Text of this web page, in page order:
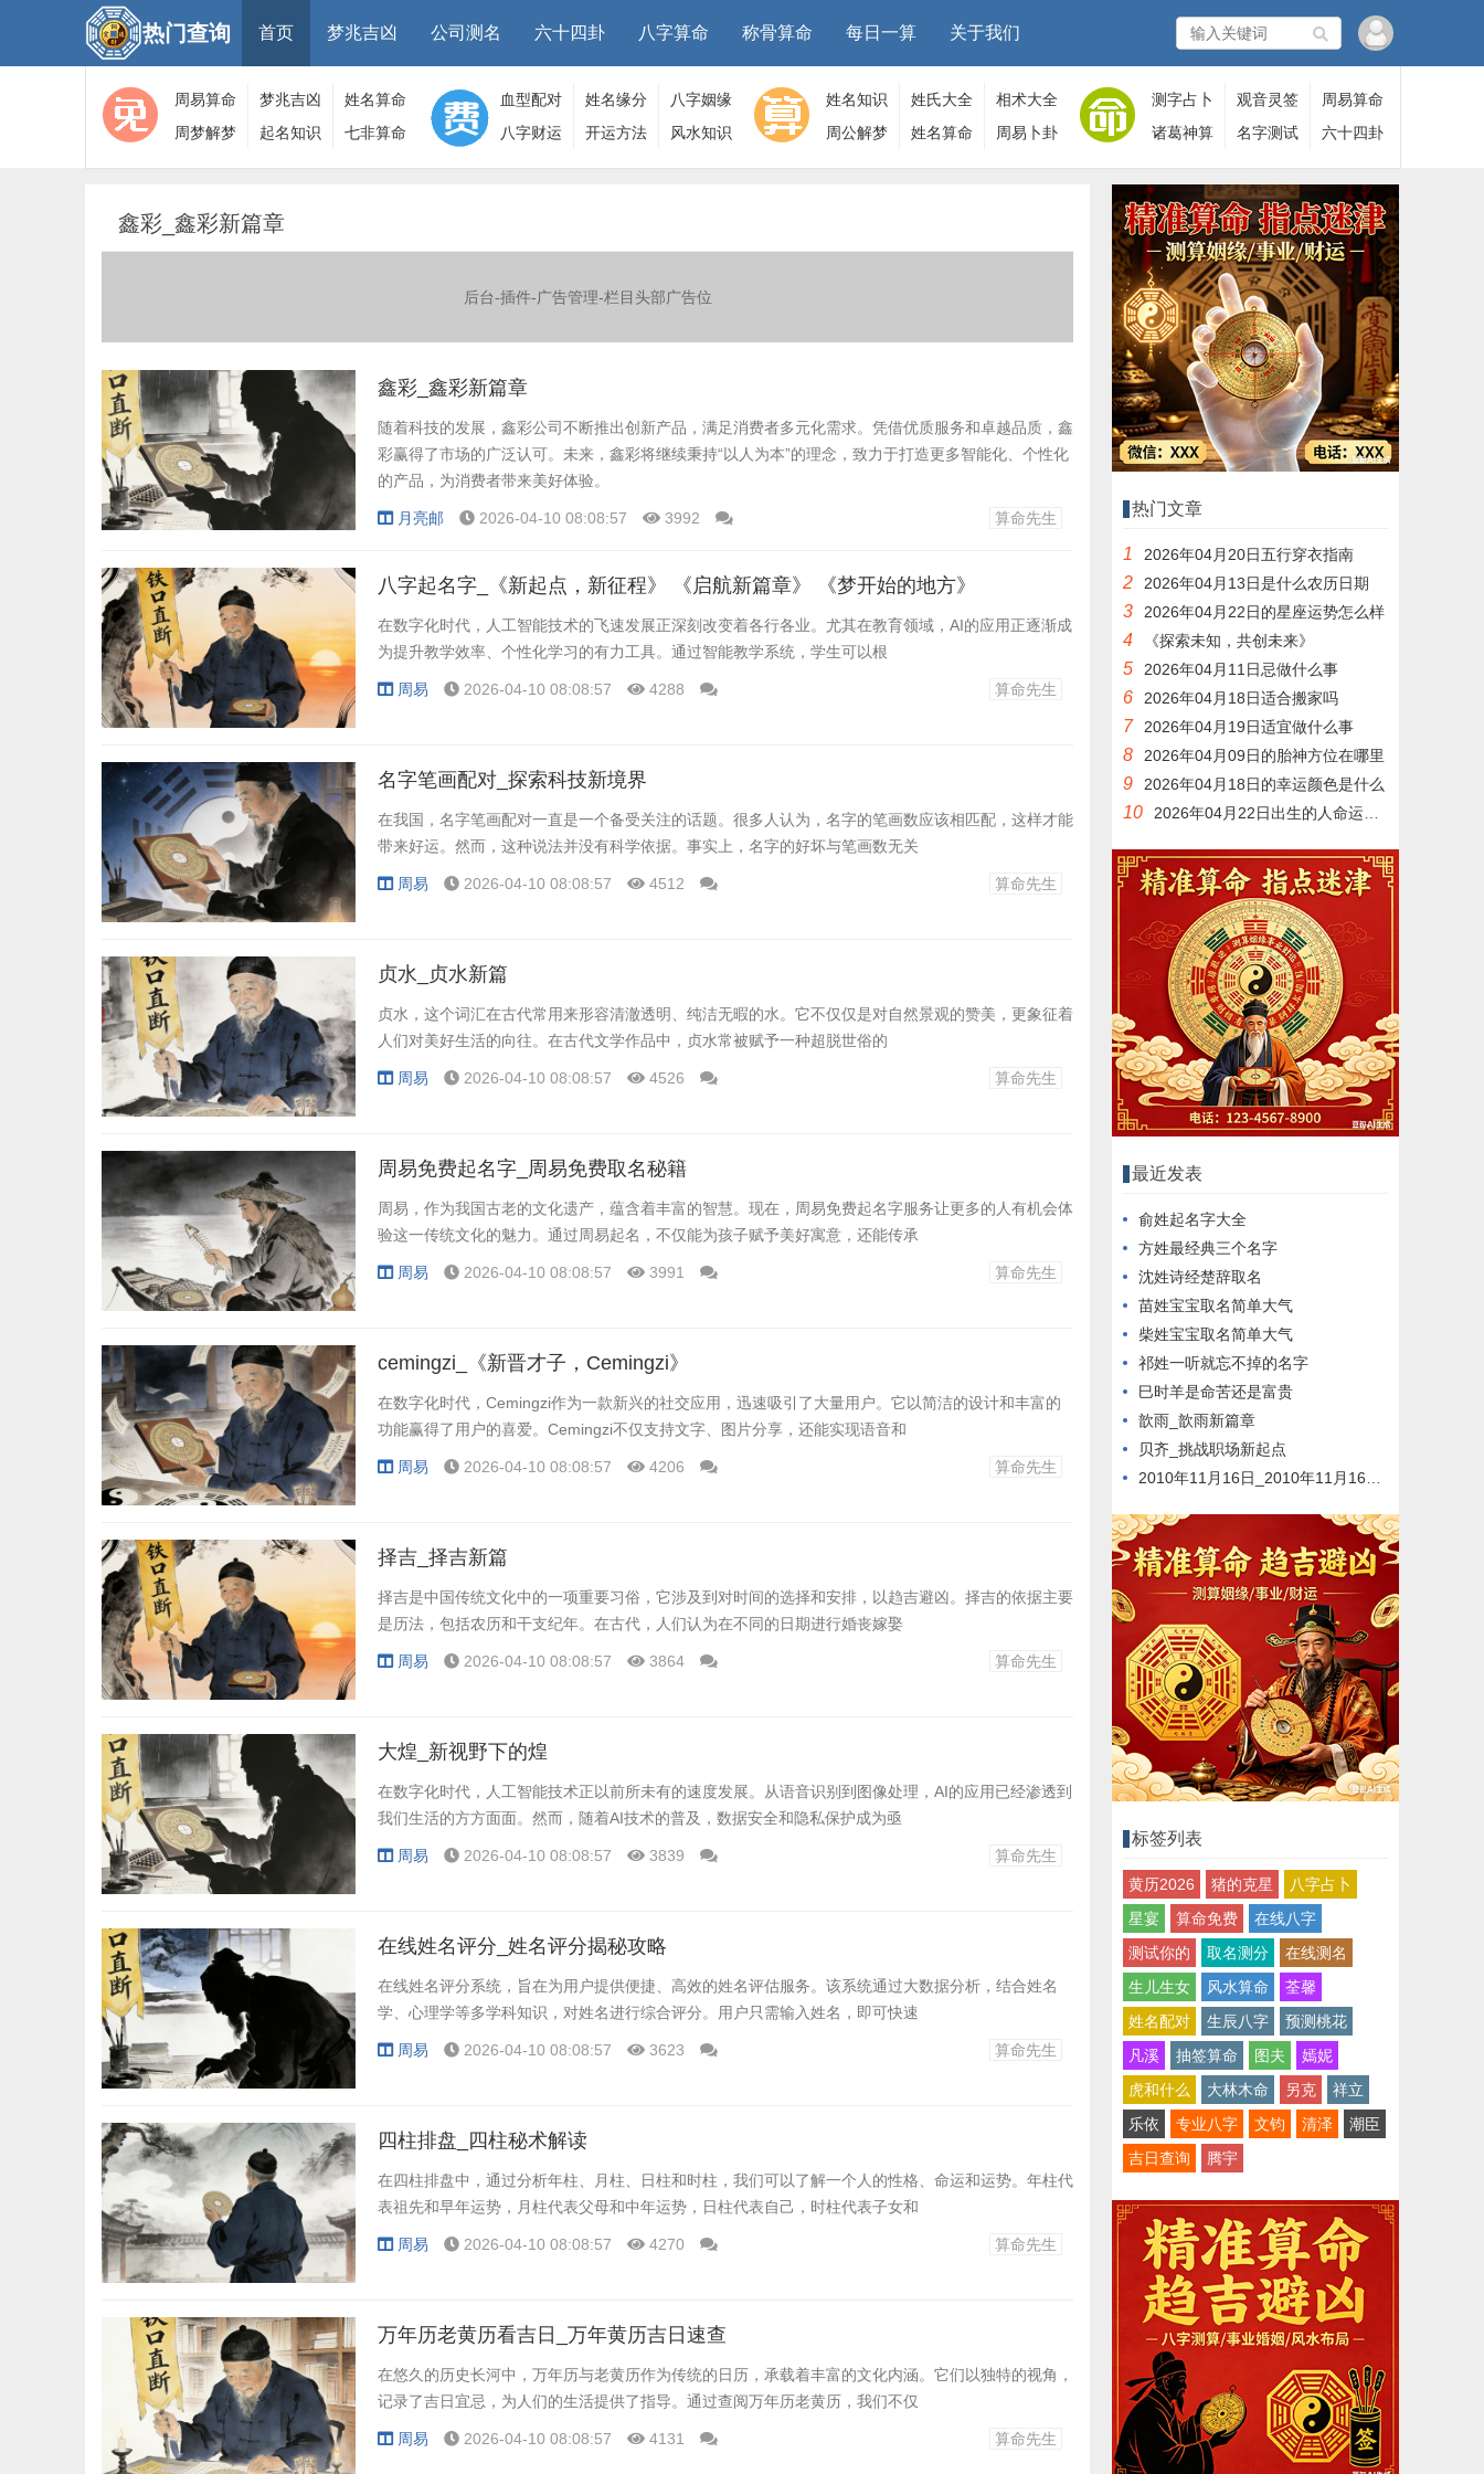
热门查询 首页 梦兆吉凶 公司测名 六十四卦 八字算命 称骨算命 每日一算 关于我们
周易算命 梦兆吉凶
姓名算命
周梦解梦
大全
起名知识
算命
七非算命
网
血型配对 姓名缘分
八字姻缘
八字财运
开运方法 风水知识
姓名知识 姓氏大全
相术大全
周公解梦
姓名算命 周易卜卦
测字占卜 观音灵签
周易算命
诸葛神算
名字测试 六十四卦
鑫彩_鑫彩新篇章
后台-插件-广告管理-栏目头部广告位
鑫彩_鑫彩新篇章
随着科技的发展，鑫彩公司不断推出创新产品，满足消费者多元化需求。凭借优质服务和卓越品质，鑫
彩赢得了市场的广泛认可。未来，鑫彩将继续秉持“以人为本”的理念，致力于打造更多智能化、个性化
的产品，为消费者带来美好体验。
月亮邮 2026-04-10 08:08:57 3992 算命先生
八字起名字_《新起点，新征程》 《启航新篇章》 《梦开始的地方》
在数字化时代，人工智能技术的飞速发展正深刻改变着各行各业。尤其在教育领域，AI的应用正逐渐成
为提升教学效率、个性化学习的有力工具。通过智能教学系统，学生可以根
周易 2026-04-10 08:08:57 4288 算命先生
名字笔画配对_探索科技新境界
在我国，名字笔画配对一直是一个备受关注的话题。很多人认为，名字的笔画数应该相匹配，这样才能
带来好运。然而，这种说法并没有科学依据。事实上，名字的好坏与笔画数无关
周易 2026-04-10 08:08:57 4512 算命先生
贞水_贞水新篇
贞水，这个词汇在古代常用来形容清澈透明、纯洁无暇的水。它不仅仅是对自然景观的赞美，更象征着
人们对美好生活的向往。在古代文学作品中，贞水常被赋予一种超脱世俗的
周易 2026-04-10 08:08:57 4526 算命先生
周易免费起名字_周易免费取名秘籍
周易，作为我国古老的文化遗产，蕴含着丰富的智慧。现在，周易免费起名字服务让更多的人有机会体
验这一传统文化的魅力。通过周易起名，不仅能为孩子赋予美好寓意，还能传承
周易 2026-04-10 08:08:57 3991 算命先生
cemingzi_《新晋才子，Cemingzi》
在数字化时代，Cemingzi作为一款新兴的社交应用，迅速吸引了大量用户。它以简洁的设计和丰富的
功能赢得了用户的喜爱。Cemingzi不仅支持文字、图片分享，还能实现语音和
周易 2026-04-10 08:08:57 4206 算命先生
择吉_择吉新篇
择吉是中国传统文化中的一项重要习俗，它涉及到对时间的选择和安排，以趋吉避凶。择吉的依据主要
是历法，包括农历和干支纪年。在古代，人们认为在不同的日期进行婚丧嫁娶
周易 2026-04-10 08:08:57 3864 算命先生
大煌_新视野下的煌
在数字化时代，人工智能技术正以前所未有的速度发展。从语音识别到图像处理，AI的应用已经渗透到
我们生活的方方面面。然而，随着AI技术的普及，数据安全和隐私保护成为亟
周易 2026-04-10 08:08:57 3839 算命先生
在线姓名评分_姓名评分揭秘攻略
在线姓名评分系统，旨在为用户提供便捷、高效的姓名评估服务。该系统通过大数据分析，结合姓名
学、心理学等多学科知识，对姓名进行综合评分。用户只需输入姓名，即可快速
周易 2026-04-10 08:08:57 3623 算命先生
四柱排盘_四柱秘术解读
在四柱排盘中，通过分析年柱、月柱、日柱和时柱，我们可以了解一个人的性格、命运和运势。年柱代
表祖先和早年运势，月柱代表父母和中年运势，日柱代表自己，时柱代表子女和
周易 2026-04-10 08:08:57 4270 算命先生
万年历老黄历看吉日_万年黄历吉日速查
在悠久的历史长河中，万年历与老黄历作为传统的日历，承载着丰富的文化内涵。它们以独特的视角，
记录了吉日宜忌，为人们的生活提供了指导。通过查阅万年历老黄历，我们不仅
周易 2026-04-10 08:08:57 4131 算命先生
热门文章
1 2026年04月20日五行穿衣指南
2 2026年04月13日是什么农历日期
3 2026年04月22日的星座运势怎么样
4 《探索未知，共创未来》
5 2026年04月11日忌做什么事
6 2026年04月18日适合搬家吗
7 2026年04月19日适宜做什么事
8 2026年04月09日的胎神方位在哪里
9 2026年04月18日的幸运颜色是什么
10 2026年04月22日出生的人命运如何
最近发表
俞姓起名字大全
方姓最经典三个名字
沈姓诗经楚辞取名
苗姓宝宝取名简单大气
柴姓宝宝取名简单大气
祁姓一听就忘不掉的名字
巳时羊是命苦还是富贵
歆雨_歆雨新篇章
贝齐_挑战职场新起点
2010年11月16日_2010年11月16日新闻回顾
标签列表
黄历2026 猪的克星
八字占卜
星宴
算命免费
在线八字
测试你的
取名测分
在线测名
生儿生女
风水算命
荃馨
姓名配对
生辰八字
预测桃花
凡溪
抽签算命 图夫
嫣妮
虎和什么
大林木命 另克
祥立
乐依
专业八字 文钧 清泽
潮臣
吉日查询
腾宇